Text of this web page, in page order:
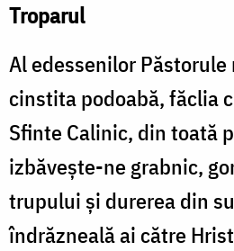
Troparul
Al edessenilor
cinstita podoabă, făclia
Sfinte Calinic, din toată
izbăvește-ne grabnic,
trupului și durerea din
îndrăzneală ai către